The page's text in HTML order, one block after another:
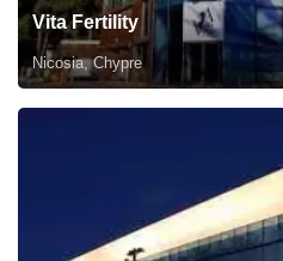
Vita Fertility
Nicosia, Chypre